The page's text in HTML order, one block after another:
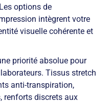
options de
intègrent votre
visuelle cohérente et
priorité absolue pour
Tissus stretch
anti-transpiration,
renforts discrets aux